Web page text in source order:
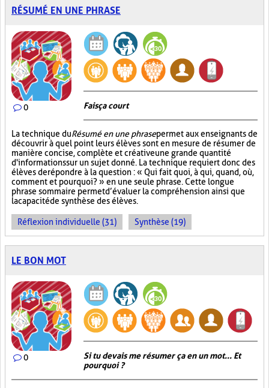
RÉSUMÉ EN UNE PHRASE
0 Fais ça court
La technique duRésumé en une phrasepermet aux enseignants de
découvrir à quel point leurs élèves sont en mesure de résumer de
manière concise, complète et créative une grande quantité
d'informations sur un sujet donné. La technique requiert donc des
élèves de répondre à la question : « Qui fait quoi, à qui, quand, où,
comment et pourquoi? » en une seule phrase. Cette longue
phrase sommaire permet d’évaluer la compréhension ainsi que
la capacité de synthèse des élèves.
Réflexion individuelle (31) Synthèse (19)
LE BON MOT
0
Si tu devais me résumer ça en un mot... Et
pourquoi ?